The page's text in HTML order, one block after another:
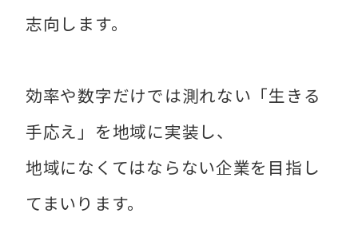
志向します。
効率や数字だけでは測れない「生きる
手応え」を地域に実装し、
地域になくてはならない企業を目指し
てまいります。